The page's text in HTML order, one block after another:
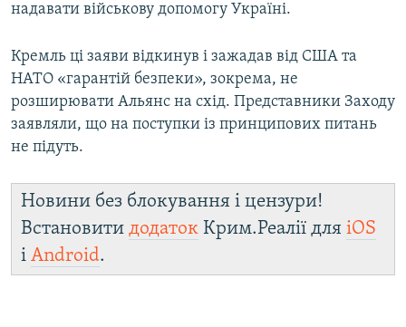
надавати військову допомогу Україні.
Кремль ці заяви відкинув і зажадав від США та
НАТО «гарантій безпеки», зокрема, не
розширювати Альянс на схід. Представники Заходу
заявляли, що на поступки із принципових питань
не підуть.
Новини без блокування і цензури!
Встановити додаток Крим.Реалії для iOS
і Android.